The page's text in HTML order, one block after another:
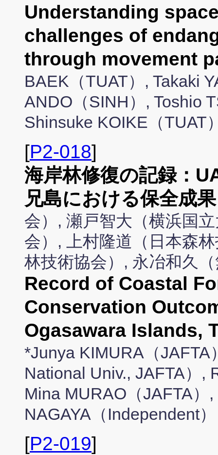
Understanding
challenges of
through movement
BAEK（TUAT）, Takaki
ANDO（SINH）, Toshio
Shinsuke KOIKE（TUAT
[P2-018]
海岸林修復の記録：
兄島における保全成果
会）, 瀬戸智大（横浜国
会）, 上村隆道（日本森
林技術協会）, 永冶和久
Record of Coastal
Conservation
Ogasawara Islands,
*Junya KIMURA（JAFTA
National Univ., JAFTA）,
Mina MURAO（JAFTA）
NAGAYA（Independent）
[P2-019]